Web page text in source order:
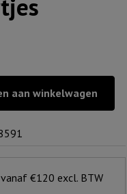
aan winkelwagen
€120 excl. BTW